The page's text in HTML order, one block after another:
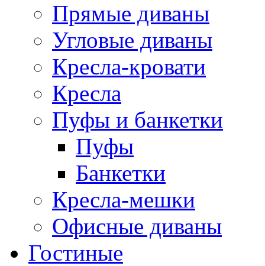
Прямые диваны
Угловые диваны
Кресла-кровати
Кресла
Пуфы и банкетки
Пуфы
Банкетки
Кресла-мешки
Офисные диваны
Гостиные